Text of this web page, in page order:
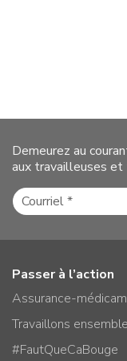
Demeurez au
aux travailleuses et
Passer à l’action
Assurance-
Travaillons ensemble
#FautQueCaBouge